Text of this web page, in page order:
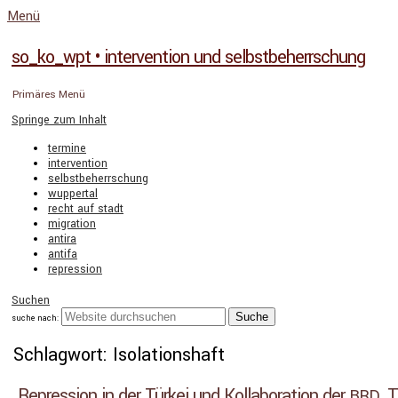
Menü
so_ko_wpt • intervention und selbstbeherrschung
Primäres Menü
Springe zum Inhalt
termine
intervention
selbstbeherrschung
wuppertal
recht auf stadt
migration
antira
antifa
repression
Suchen
suche nach:
Schlagwort: Isolationshaft